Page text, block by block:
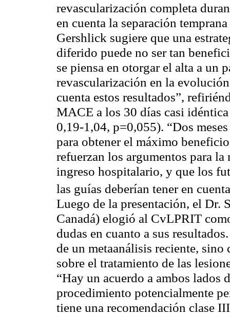
revascularización completa
en cuenta la separación
Gershlick sugiere que una
diferido puede no ser tan
se piensa en otorgar el alta a un
revascularización en la
cuenta estos resultados”,
MACE a los 30 días casi
0,19-1,04, p=0,055). “Dos
para obtener el máximo
refuerzan los argumentos para
ingreso hospitalario, y que los
las guías deberían tener en
Luego de la presentación, el Dr.
Canadá) elogió al CvLPRIT
dudas en cuanto a sus
de un metaanálisis reciente,
sobre el tratamiento de las
“Hay un acuerdo a ambos lados
procedimiento potencialmente
tiene una recomendación clase